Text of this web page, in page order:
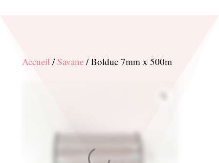
Accueil/ Savane/ Bolduc 7mm x 500m